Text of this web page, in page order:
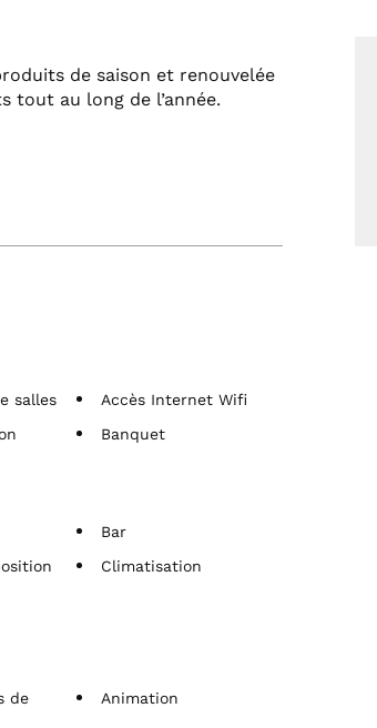
de saison et renouvelée
tout au long de l’année.
salles
Accès Internet Wifi
Banquet
Bar
Climatisation
de
Animation